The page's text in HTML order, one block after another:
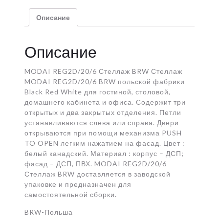
Описание
Описание
MODAI REG2D/20/6 Стеллаж BRW Стеллаж
MODAI REG2D/20/6 BRW польской фабрики
Black Red White для гостиной, столовой,
домашнего кабинета и офиса. Содержит три
открытых и два закрытых отделения. Петли
устанавливаются слева или справа. Двери
открываются при помощи механизма PUSH
TO OPEN легким нажатием на фасад. Цвет :
белый канадский. Материал : корпус – ДСП;
фасад – ДСП, ПВХ. MODAI REG2D/20/6
Стеллаж BRW доставляется в заводской
упаковке и предназначен для
самостоятельной сборки.
BRW-Польша